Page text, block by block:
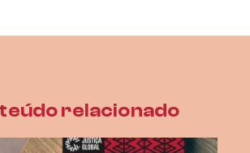
relacionado